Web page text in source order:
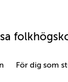
För dig som